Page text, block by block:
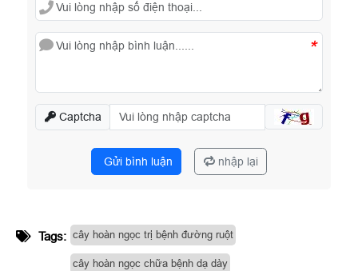
*
Captcha
Gửi bình luận nhập lại
Tags: cây hoàn ngọc trị bệnh đường ruột
cây hoàn ngọc chữa bệnh dạ dày